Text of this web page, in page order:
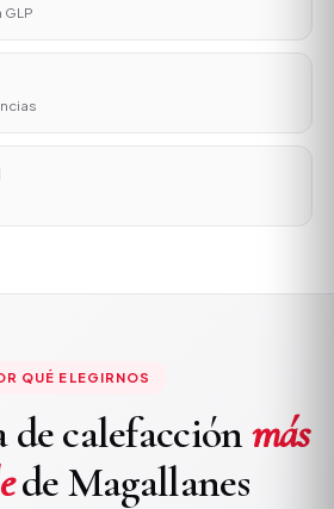
QUÉ ELEGIRNOS
de calefacciónmás
de Magallanes